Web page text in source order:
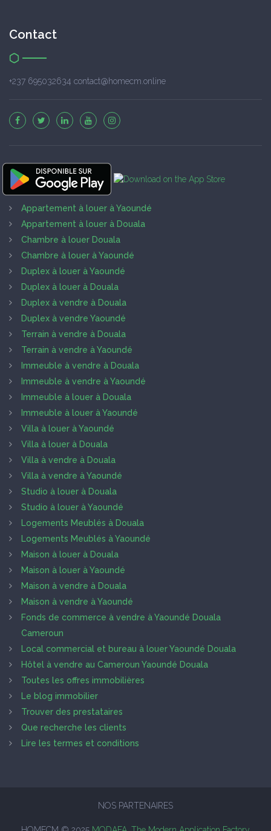
Contact
+237 695032634 contact@homecm.online
Appartement à louer à Yaoundé
Appartement à louer à Douala
Chambre à louer Douala
Chambre à louer à Yaoundé
Duplex à louer à Yaoundé
Duplex à louer à Douala
Duplex à vendre à Douala
Duplex à vendre Yaoundé
Terrain à vendre à Douala
Terrain à vendre à Yaoundé
Immeuble à vendre à Douala
Immeuble à vendre à Yaoundé
Immeuble à louer à Douala
Immeuble à louer à Yaoundé
Villa à louer à Yaoundé
Villa à louer à Douala
Villa à vendre à Douala
Villa à vendre à Yaoundé
Studio à louer à Douala
Studio à louer à Yaoundé
Logements Meublés à Douala
Logements Meublés à Yaoundé
Maison à louer à Douala
Maison à louer à Yaoundé
Maison à vendre à Douala
Maison à vendre à Yaoundé
Fonds de commerce à vendre à Yaoundé Douala
Cameroun
Local commercial et bureau à louer Yaoundé Douala
Hôtel à vendre au Cameroun Yaoundé Douala
Toutes les offres immobilières
Le blog immobilier
Trouver des prestataires
Que recherche les clients
Lire les termes et conditions
NOS PARTENAIRES